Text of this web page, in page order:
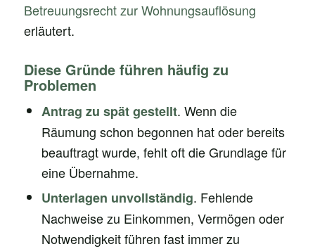
Betreuungsrecht zur Wohnungsauflösung
erläutert.
Diese Gründe führen häufig zu
Problemen
Antrag zu spät gestellt. Wenn die
Räumung schon begonnen hat oder bereits
beauftragt wurde, fehlt oft die Grundlage für
eine Übernahme.
Unterlagen unvollständig. Fehlende
Nachweise zu Einkommen, Vermögen oder
Notwendigkeit führen fast immer zu